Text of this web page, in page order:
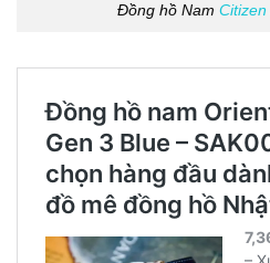
Đồng hồ Nam Citizen